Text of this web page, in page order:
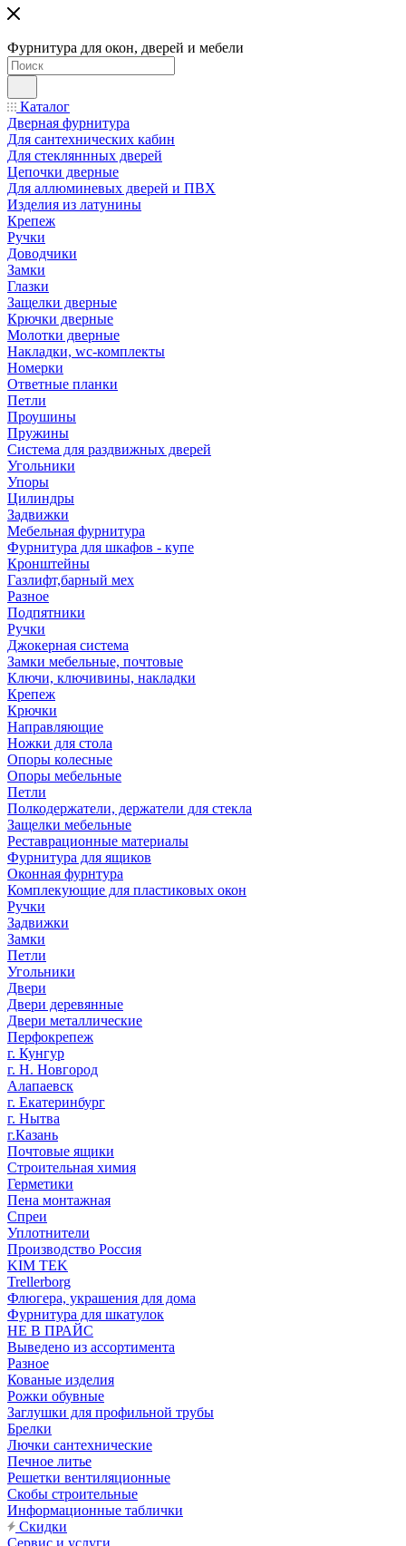
Фурнитура для окон, дверей и мебели
Каталог
Дверная фурнитура
Для сантехнических кабин
Для стекляннных дверей
Цепочки дверные
Для аллюминевых дверей и ПВХ
Изделия из латунины
Крепеж
Ручки
Доводчики
Замки
Глазки
Защелки дверные
Крючки дверные
Молотки дверные
Накладки, wc-комплекты
Номерки
Ответные планки
Петли
Проушины
Пружины
Система для раздвижных дверей
Угольники
Упоры
Цилиндры
Задвижки
Мебельная фурнитура
Фурнитура для шкафов - купе
Кронштейны
Газлифт,барный мех
Разное
Подпятники
Ручки
Джокерная система
Замки мебельные, почтовые
Ключи, ключивины, накладки
Крепеж
Крючки
Направляющие
Ножки для стола
Опоры колесные
Опоры мебельные
Петли
Полкодержатели, держатели для стекла
Защелки мебельные
Реставрационные материалы
Фурнитура для ящиков
Оконная фурнтура
Комплекующие для пластиковых окон
Ручки
Задвижки
Замки
Петли
Угольники
Двери
Двери деревянные
Двери металлические
Перфокрепеж
г. Кунгур
г. Н. Новгород
Алапаевск
г. Екатеринбург
г. Нытва
г.Казань
Почтовые ящики
Строительная химия
Герметики
Пена монтажная
Спреи
Уплотнители
Производство Россия
KIM TEK
Trellerborg
Флюгера, украшения для дома
Фурнитура для шкатулок
НЕ В ПРАЙС
Выведено из ассортимента
Разное
Кованые изделия
Рожки обувные
Заглушки для профильной трубы
Брелки
Лючки сантехнические
Печное литье
Решетки вентиляционные
Скобы строительные
Информационные таблички
Скидки
Сервис и услуги